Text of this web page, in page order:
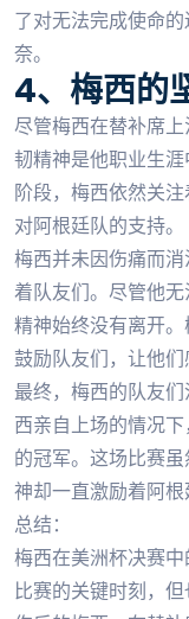
了对无法完成使命
奈。
4、梅西的
尽管梅西在替补席
韧精神是他职业生
阶段，梅西依然关
对阿根廷队的支持。
梅西并未因伤痛而
着队友们。尽管他
精神始终没有离开
鼓励队友们，让他们
最终，梅西的队友
西亲自上场的情况
的冠军。这场比赛
神却一直激励着阿根
总结：
梅西在美洲杯决赛
比赛的关键时刻，